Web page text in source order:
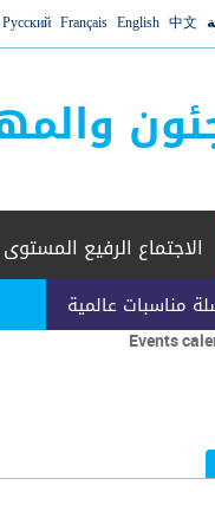
中文
English
Français
Русский
مناسبات عالمية
الاجتماع الرفيع المستوى
Events
(علامة التبويب النشطة)